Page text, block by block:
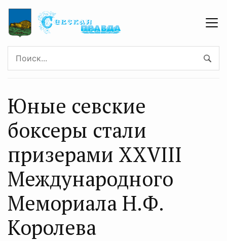
Юные севские
боксеры стали
призерами XXVIII
Международного
Мемориала Н.Ф.
Королева